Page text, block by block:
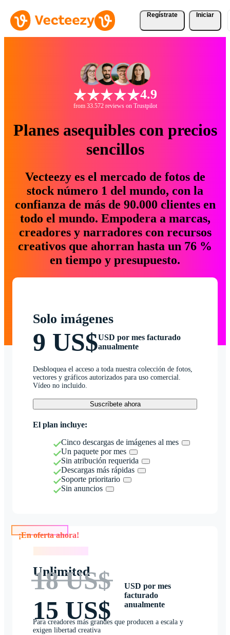
Regístrate Iniciar
4.9
from 33.572 reviews on Trustpilot
Planes asequibles con precios
sencillos
Vecteezy es el mercado de fotos de
stock número 1 del mundo, con la
confianza de más de 90.000 clientes en
todo el mundo. Empodera a marcas,
creadores y narradores con recursos
creativos que ahorran hasta un 76 %
en tiempo y presupuesto.
Solo imágenes
9 US$USD por mes facturado
anualmente
Desbloquea el acceso a toda nuestra colección de fotos,
vectores y gráficos autorizados para uso comercial.
Vídeo no incluido.
Suscríbete ahora
El plan incluye:
Cinco descargas de imágenes al mes
Un paquete por mes
Sin atribución requerida
Descargas más rápidas
Soporte prioritario
Sin anuncios
Unlimited
18 US$
15 US$
USD por mes
facturado
anualmente
Para creadores más grandes que producen a escala y
exigen libertad creativa